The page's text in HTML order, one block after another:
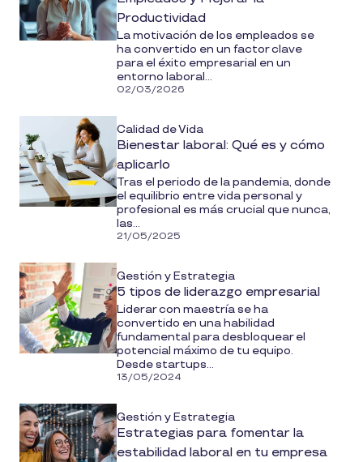
Productividad
La motivación de los empleados se
ha convertido en un factor clave
para el éxito empresarial en un
entorno laboral...
02/03/2026
Calidad de Vida
Bienestar laboral: Qué es y cómo
aplicarlo
Tras el periodo de la pandemia, donde
el equilibrio entre vida personal y
profesional es más crucial que nunca,
las...
21/05/2025
Gestión y Estrategia
5 tipos de liderazgo empresarial
Liderar con maestría se ha
convertido en una habilidad
fundamental para desbloquear el
potencial máximo de tu equipo.
Desde startups...
13/05/2024
Gestión y Estrategia
Estrategias para fomentar la
estabilidad laboral en tu empresa